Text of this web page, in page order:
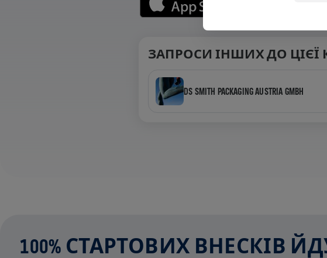
ЗАПРОСИ ІНШИХ ДО
DS SMITH PACKAGING AUSTRIA GMBH
100% СТАРТОВИХ ВНЕСКІВ